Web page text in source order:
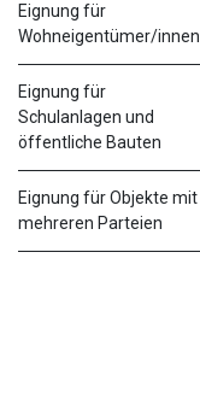
Eignung für
Wohneigentümer/innen
Eignung für
Schulanlagen und
öffentliche Bauten
Eignung für Objekte mit
mehreren Parteien